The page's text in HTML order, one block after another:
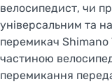
велосипедист, чи
універсальним та
перемикач Shimano
частиною
перемикання